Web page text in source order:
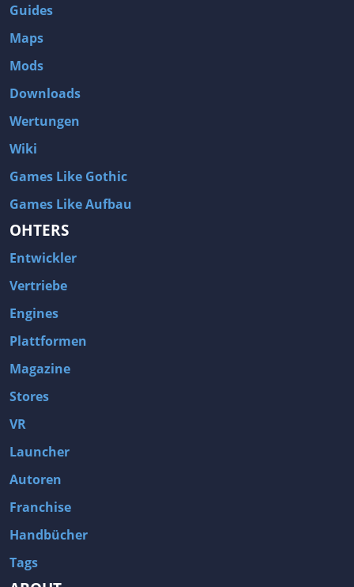
Guides
Maps
Mods
Downloads
Wertungen
Wiki
Games Like Gothic
Games Like Aufbau
OHTERS
Entwickler
Vertriebe
Engines
Plattformen
Magazine
Stores
VR
Launcher
Autoren
Franchise
Handbücher
Tags